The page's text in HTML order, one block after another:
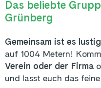
Das beliebte
Grünberg
Gemeinsam ist es
auf 1004 Metern!
Verein oder der Firma
und lasst euch das